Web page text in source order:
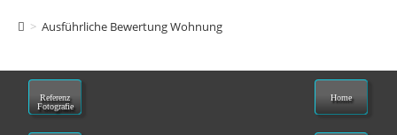
> Ausführliche Bewertung Wohnung
Referenz
Fotografie
Home